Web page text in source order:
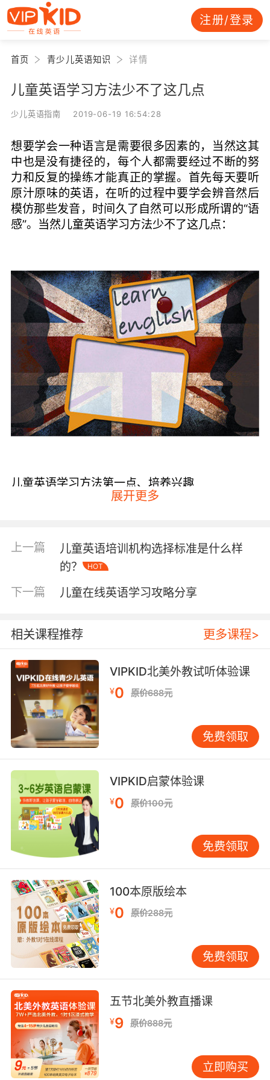
注册/登录
首页 青少儿英语知识 详情
儿童英语学习方法少不了这几点
少儿英语指南 2019-06-19 16:54:28
想要学会一种语言是需要很多因素的，当然这其
中也是没有捷径的，每个人都需要经过不断的努
力和反复的操练才能真正的掌握。首先每天要听
原汁原味的英语，在听的过程中要学会辨音然后
模仿那些发音，时间久了自然可以形成所谓的“语
感”。当然儿童英语学习方法少不了这几点：
儿童英语学习方法第一点、培养兴趣
欲，慢慢的变被动学习为主动积极的学习。所以
想要学好英语首先是要培养孩子的兴趣的，也就
是“要我学”和“我要学”的重要区别，自己喜欢的事
情就容易坚持下去，而不喜欢的事情是很难坚持
儿童英语学习方法第二点、大胆说英语
大多数孩子之所以说不好英语就是因为怕说不
好，想要学会英语肯定是要丢掉这样的恐惧的，
大胆开口说英语才能练好自己的口语。一般来说
想要练好英语口语也是没有捷径的，通过多说多
练才能说的更加熟练，也就是我们所说的“熟能生
巧”，也就是要将自己学习的部分一遍一遍地练
习。家长们也要鼓励孩子大胆说英语，多一些表
扬和鼓励对孩子的学习也是很有帮助的。
儿童英语学习方法第三点、看英文动画或者电影
看孩子喜欢的英文动画或者是电影是一种有趣的
方式，也是一种非常有效的方式。通过这样的方
式可以有效扩大孩子的英语词汇量，并且也可以
从演员的台词中感受英语的语感。像是《小猪佩
奇》、《超级飞侠》这样的动画，《冰血奇
缘》、《疯狂动物城》这样的动画是很受小孩子
欢迎的。
儿童英语学习方法最后一点听英文歌，孩子们对
旋律欢快的歌谣总是感兴趣的，每天听一些英文
歌谣对孩子的听力帮助也是很大的。
展开更多
上一篇
儿童英语培训机构选择标准是什么样
的？
HOT
下一篇 儿童在线英语学习攻略分享
相关课程推荐 更多课程>
VIPKID北美外教试听体验课
¥0 原价688元
免费领取
VIPKID启蒙体验课
¥0 原价100元
免费领取
100本原版绘本
¥0 原价288元
免费领取
五节北美外教直播课
¥9 原价888元
立即购买